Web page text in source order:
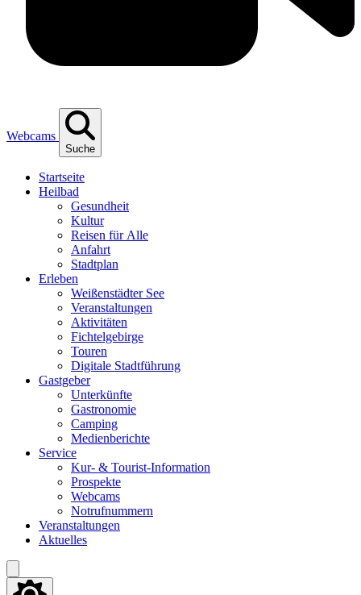
Webcams
Suche
Start­sei­te
Heil­bad
Gesund­heit
Kul­tur
Rei­sen für Alle
Anfahrt
Stadt­plan
Erle­ben
Wei­ßen­städ­ter See
Ver­an­stal­tun­gen
Akti­vi­tä­ten
Fich­tel­ge­bir­ge
Tou­ren
Digi­ta­le Stadtführung
Gast­ge­ber
Unter­künf­te
Gas­tro­no­mie
Cam­ping
Medi­en­be­rich­te
Ser­vice
Kur- & Tourist-Information
Pro­spek­te
Web­cams
Not­ruf­num­mern
Ver­an­stal­tun­gen
Aktu­el­les